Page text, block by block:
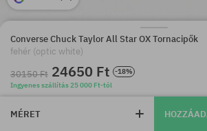
Converse Chuck Taylor All Star OX Tornacipők
fehér (optic white)
30150 Ft 24650 Ft
-18%
Ingyenes szállítás 25 000 Ft-tól
MÉRET